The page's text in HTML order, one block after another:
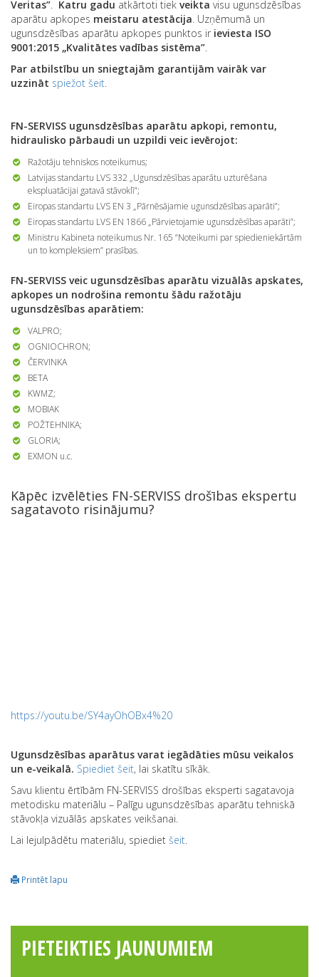
Veritas”. Katru gadu atkārtoti tiek veikta visu ugunsdzēsības
aparātu apkopes meistaru atestācija. Uzņēmumā un
ugunsdzēsības aparātu apkopes punktos ir ieviesta ISO
9001:2015 „Kvalitātes vadības sistēma”.
Par atbilstību un sniegtajām garantijām vairāk var
uzzināt spiežot šeit.
FN-SERVISS ugunsdzēsības aparātu apkopi, remontu,
hidraulisko pārbaudi un uzpildi veic ievērojot:
Ražotāju tehniskos noteikumus;
Latvijas standartu LVS 332 „Ugunsdzēsības aparātu uzturēšana
ekspluatācijai gatavā stāvoklī”;
Eiropas standartu LVS EN 3 „Pārnēsājamie ugunsdzēsības aparāti”;
Eiropas standartu LVS EN 1866 „Pārvietojamie ugunsdzēsības aparāti”;
Ministru Kabineta noteikumus Nr. 165 “Noteikumi par spiedieniekārtām
un to kompleksiem” prasības.
FN-SERVISS veic ugunsdzēsības aparātu vizuālās apskates,
apkopes un nodrošina remontu šādu ražotāju
ugunsdzēsības aparātiem:
VALPRO;
OGNIOCHRON;
ČERVINKA
BETA
KWMZ;
MOBIAK
POŽTEHNIKA;
GLORIA;
EXMON u.c.
Kāpēc izvēlēties FN-SERVISS drošības ekspertu
sagatavoto risinājumu?
https://youtu.be/SY4ayOhOBx4%20
Ugunsdzēsības aparātus varat iegādāties mūsu veikalos
un e-veikalā. Spiediet šeit, lai skatītu sīkāk.
Savu klientu ērtībām FN-SERVISS drošības eksperti sagatavoja
metodisku materiālu – Palīgu ugunsdzēsības aparātu tehniskā
stāvokļa vizuālās apskates veikšanai.
Lai lejulpādētu materiālu, spiediet šeit.
Printēt lapu
PIETEIKTIES JAUNUMIEM